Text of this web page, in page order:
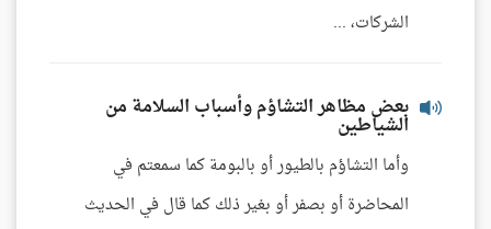
الشركات، ...
بعض مظاهر التشاؤم وأسباب السلامة من
الشياطين
وأما التشاؤم بالطيور أو بالبومة كما سمعتم في
المحاضرة أو بصفر أو بغير ذلك كما قال في الحديث